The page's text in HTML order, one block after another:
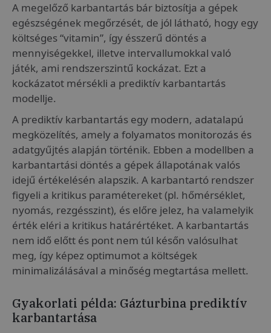
A megelőző karbantartás bár biztosítja a gépek
egészségének megőrzését, de jól látható, hogy egy
költséges “vitamin”, így ésszerű döntés a
mennyiségekkel, illetve intervallumokkal való
játék, ami rendszerszintű kockázat. Ezt a
kockázatot mérsékli a prediktív karbantartás
modellje.
A prediktív karbantartás egy modern, adatalapú
megközelítés, amely a folyamatos monitorozás és
adatgyűjtés alapján történik. Ebben a modellben a
karbantartási döntés a gépek állapotának valós
idejű értékelésén alapszik. A karbantartó rendszer
figyeli a kritikus paramétereket (pl. hőmérséklet,
nyomás, rezgésszint), és előre jelez, ha valamelyik
érték eléri a kritikus határértéket. A karbantartás
nem idő előtt és pont nem túl későn valósulhat
meg, így képez optimumot a költségek
minimalizálásával a minőség megtartása mellett.
Gyakorlati példa: Gázturbina prediktív
karbantartása